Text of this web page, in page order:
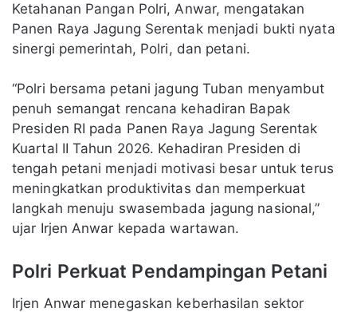
Ketahanan Pangan Polri, Anwar, mengatakan
Panen Raya Jagung Serentak menjadi bukti nyata
sinergi pemerintah, Polri, dan petani.
“Polri bersama petani jagung Tuban menyambut
penuh semangat rencana kehadiran Bapak
Presiden RI pada Panen Raya Jagung Serentak
Kuartal II Tahun 2026. Kehadiran Presiden di
tengah petani menjadi motivasi besar untuk terus
meningkatkan produktivitas dan memperkuat
langkah menuju swasembada jagung nasional,”
ujar Irjen Anwar kepada wartawan.
Polri Perkuat Pendampingan Petani
Irjen Anwar menegaskan keberhasilan sektor